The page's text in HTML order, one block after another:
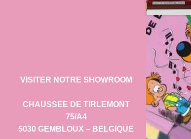
VISITER NOTRE SHOWROOM
CHAUSSEE DE TIRLEMONT
75/A4
5030 GEMBLOUX – BELGIQUE